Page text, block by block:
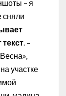
– я
сняли
. –
участке